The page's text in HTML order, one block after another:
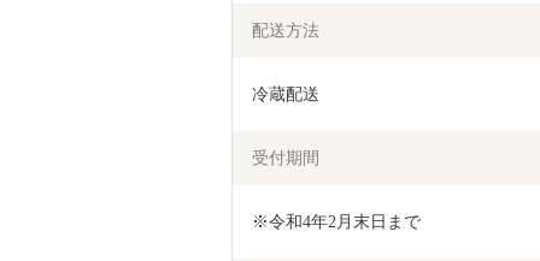
配送方法
冷蔵配送
受付期間
※令和4年2月末日まで